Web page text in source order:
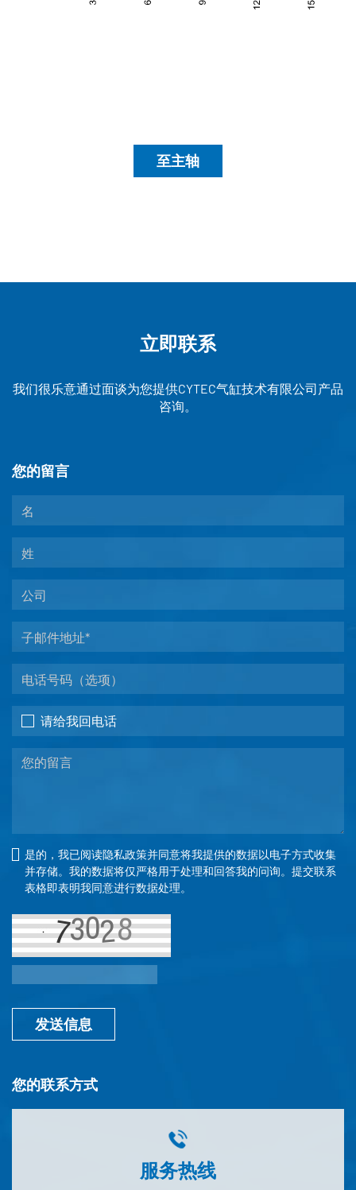
至主轴
立即联系
我们很乐意通过面谈为您提供CYTEC气缸技术有限公司产品
咨询。
您的留言
请给我回电话
您的联系方式
服务热线
是的，我已阅读隐私政策并同意将我提供的数据以电子方式收集
并存储。我的数据将仅严格用于处理和回答我的问询。提交联系
表格即表明我同意进行数据处理。
发送信息